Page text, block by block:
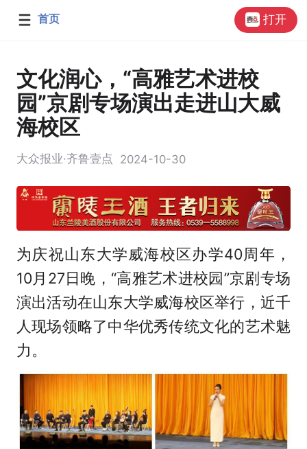
首页 打开
文化润心，“高雅艺术进校
园”京剧专场演出走进山大威
海校区
大众报业·齐鲁壹点 2024-10-30
为庆祝山东大学威海校区办学40周年，
10月27日晚，“高雅艺术进校园”京剧专场
演出活动在山东大学威海校区举行，近千
人现场领略了中华优秀传统文化的艺术魅
力。